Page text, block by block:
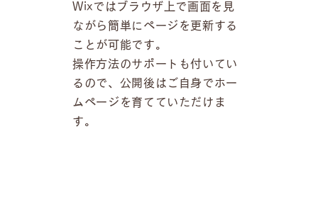
Wixではブラウザ上で画面を見
ながら簡単にページを更新する
ことが可能です。
操作方法のサポートも付いてい
るので、公開後はご自身でホー
ムページを育てていただけま
す。